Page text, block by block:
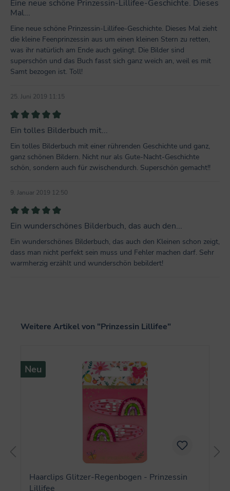
Eine neue schöne Prinzessin-Lillifee-Geschichte. Dieses
Mal...
Eine neue schöne Prinzessin-Lillifee-Geschichte. Dieses Mal zieht
die kleine Feenprinzessin aus um einen kleinen Stern zu retten,
was ihr natürlich am Ende auch gelingt. Die Bilder sind
superschön und das Buch fasst sich ganz weich an, weil es mit
Samt bezogen ist. Toll!
25. Juni 2019 11:15
Bewertung mit 5 von 5 Sternen
Ein tolles Bilderbuch mit...
Ein tolles Bilderbuch mit einer rührenden Geschichte und ganz,
ganz schönen Bildern. Nicht nur als Gute-Nacht-Geschichte
schön, sondern auch für zwischendurch. Superschön gemacht!!
9. Januar 2019 12:50
Bewertung mit 5 von 5 Sternen
Ein wunderschönes Bilderbuch, das auch den...
Ein wunderschönes Bilderbuch, das auch den Kleinen schon zeigt,
dass man nicht perfekt sein muss und Fehler machen darf. Sehr
warmherzig erzählt und wunderschön bebildert!
Produktgalerie überspringen
Weitere Artikel von "Prinzessin Lillifee"
Neu
Haarclips Glitzer-Regenbogen - Prinzessin
Lillifee